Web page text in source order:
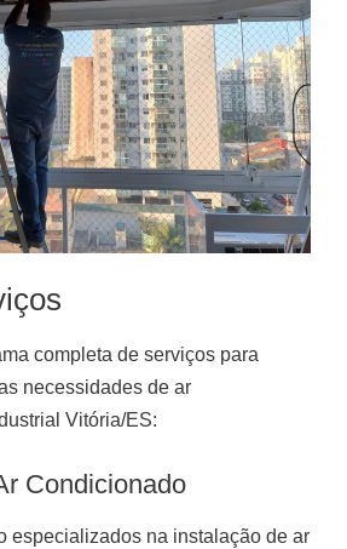
completa de serviços para
necessidades de ar
Vitória/ES:
Condicionado
especializados na instalação de ar